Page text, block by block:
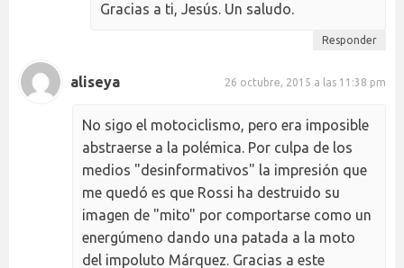
Gracias a ti, Jesús. Un saludo.
Responder
aliseya 26 octubre, 2015 a las 11:38 pm
No sigo el motociclismo, pero era imposible
abstraerse a la polémica. Por culpa de los
medios "desinformativos" la impresión que
me quedó es que Rossi ha destruido su
imagen de "mito" por comportarse como un
energúmeno dando una patada a la moto
del impoluto Márquez. Gracias a este